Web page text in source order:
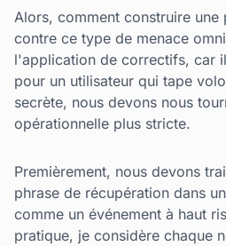
Alors, comment construire une
contre ce type de menace
l'application de correctifs, car
pour un utilisateur qui tape
secrète, nous devons nous
opérationnelle plus stricte.
Premièrement, nous devons
phrase de récupération dans
comme un événement à haut
pratique, je considère chaque